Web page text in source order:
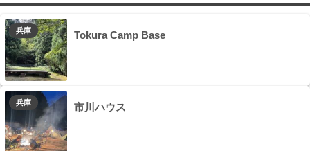
Tokura Camp Base
兵庫
市川ハウス
兵庫